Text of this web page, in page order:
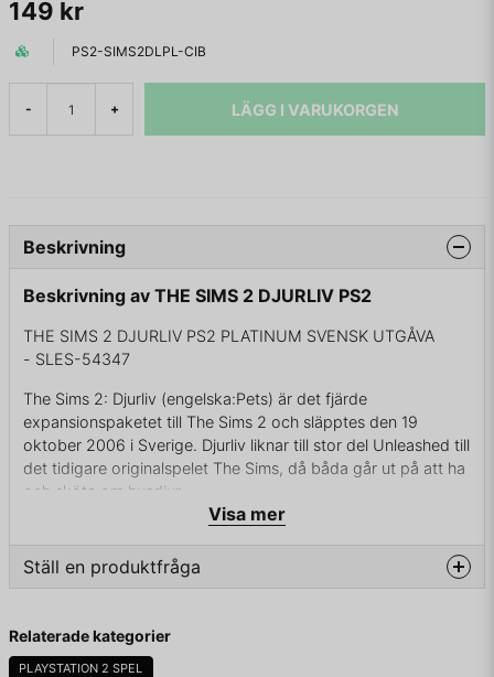
149 kr
PS2-SIMS2DLPL-CIB
- + LÄGG I VARUKORGEN
Beskrivning
Beskrivning av THE SIMS 2 DJURLIV PS2
THE SIMS 2 DJURLIV PS2 PLATINUM SVENSK UTGÅVA
- SLES-54347
The Sims 2: Djurliv (engelska:Pets) är det fjärde
expansionspaketet till The Sims 2 och släpptes den 19
oktober 2006 i Sverige. Djurliv liknar till stor del Unleashed till
det tidigare originalspelet The Sims, då båda går ut på att ha
och sköta om husdjur.
I spelet kan simmarna äga olika sorters husdjur, som hundar,
finns många olika raser att välja mellan, och det finns även
kan lära sina djur tricks och konster som att sitta, ligga och
spela död.
Visa mer
Ställ en produktfråga
Fråga oss något om denna produkten...
Relaterade kategorier
PLAYSTATION 2 SPEL